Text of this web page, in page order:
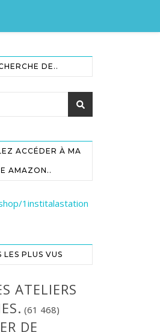
DE..
ACCÉDER À MA
AMAZON..
1institalastation
LES PLUS VUS
ATELIERS
(61 468)
DE